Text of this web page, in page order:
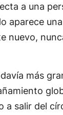
a una
nuevo,
más
salir del